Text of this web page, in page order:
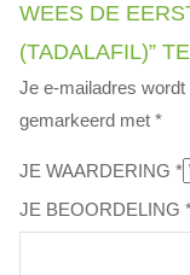
WEES DE
(TADALAFIL)”
Je e-mailadres wordt
gemarkeerd met *
JE WAARDERING *
JE BEOORDELING